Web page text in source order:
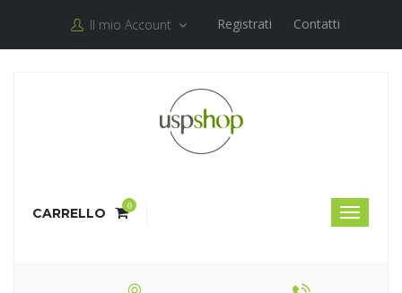
Il mio Account Registrati Contatti
CARRELLO 0